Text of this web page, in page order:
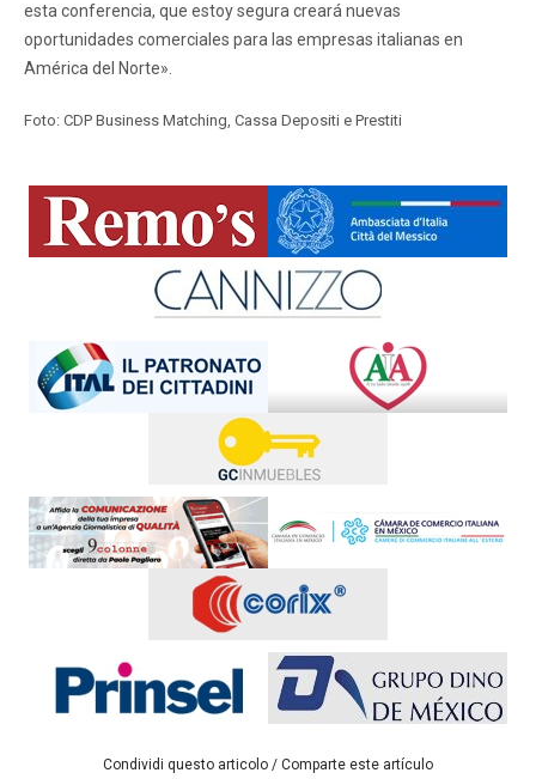
esta conferencia, que estoy segura creará nuevas
oportunidades comerciales para las empresas italianas en
América del Norte».
Foto: CDP Business Matching, Cassa Depositi e Prestiti
Condividi questo articolo / Comparte este artículo